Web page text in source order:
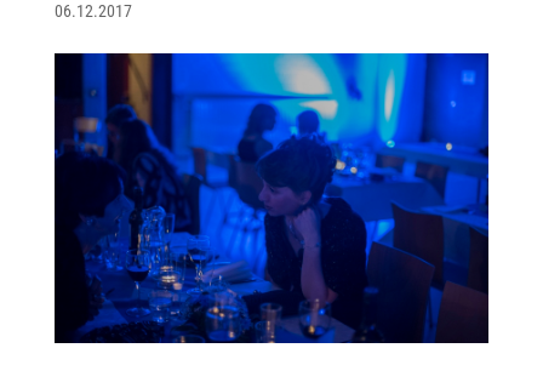
06.12.2017